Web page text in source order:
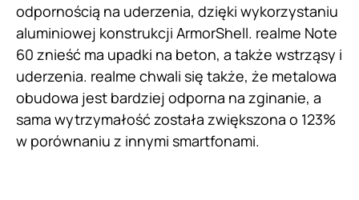
odpornością na uderzenia, dzięki wykorzystaniu
aluminiowej konstrukcji ArmorShell. realme Note
60 znieść ma upadki na beton, a także wstrząsy i
uderzenia. realme chwali się także, że metalowa
obudowa jest bardziej odporna na zginanie, a
sama wytrzymałość została zwiększona o 123%
w porównaniu z innymi smartfonami.